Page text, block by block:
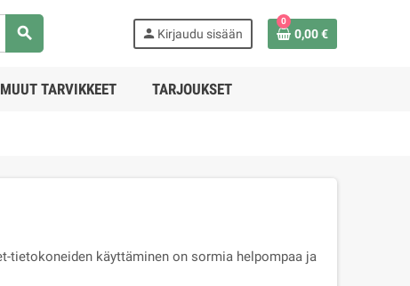
search person Kirjaudu sisään
0
0,00 €
MUUT TARVIKKEET TARJOUKSET
tietokoneiden käyttäminen on sormia helpompaa ja